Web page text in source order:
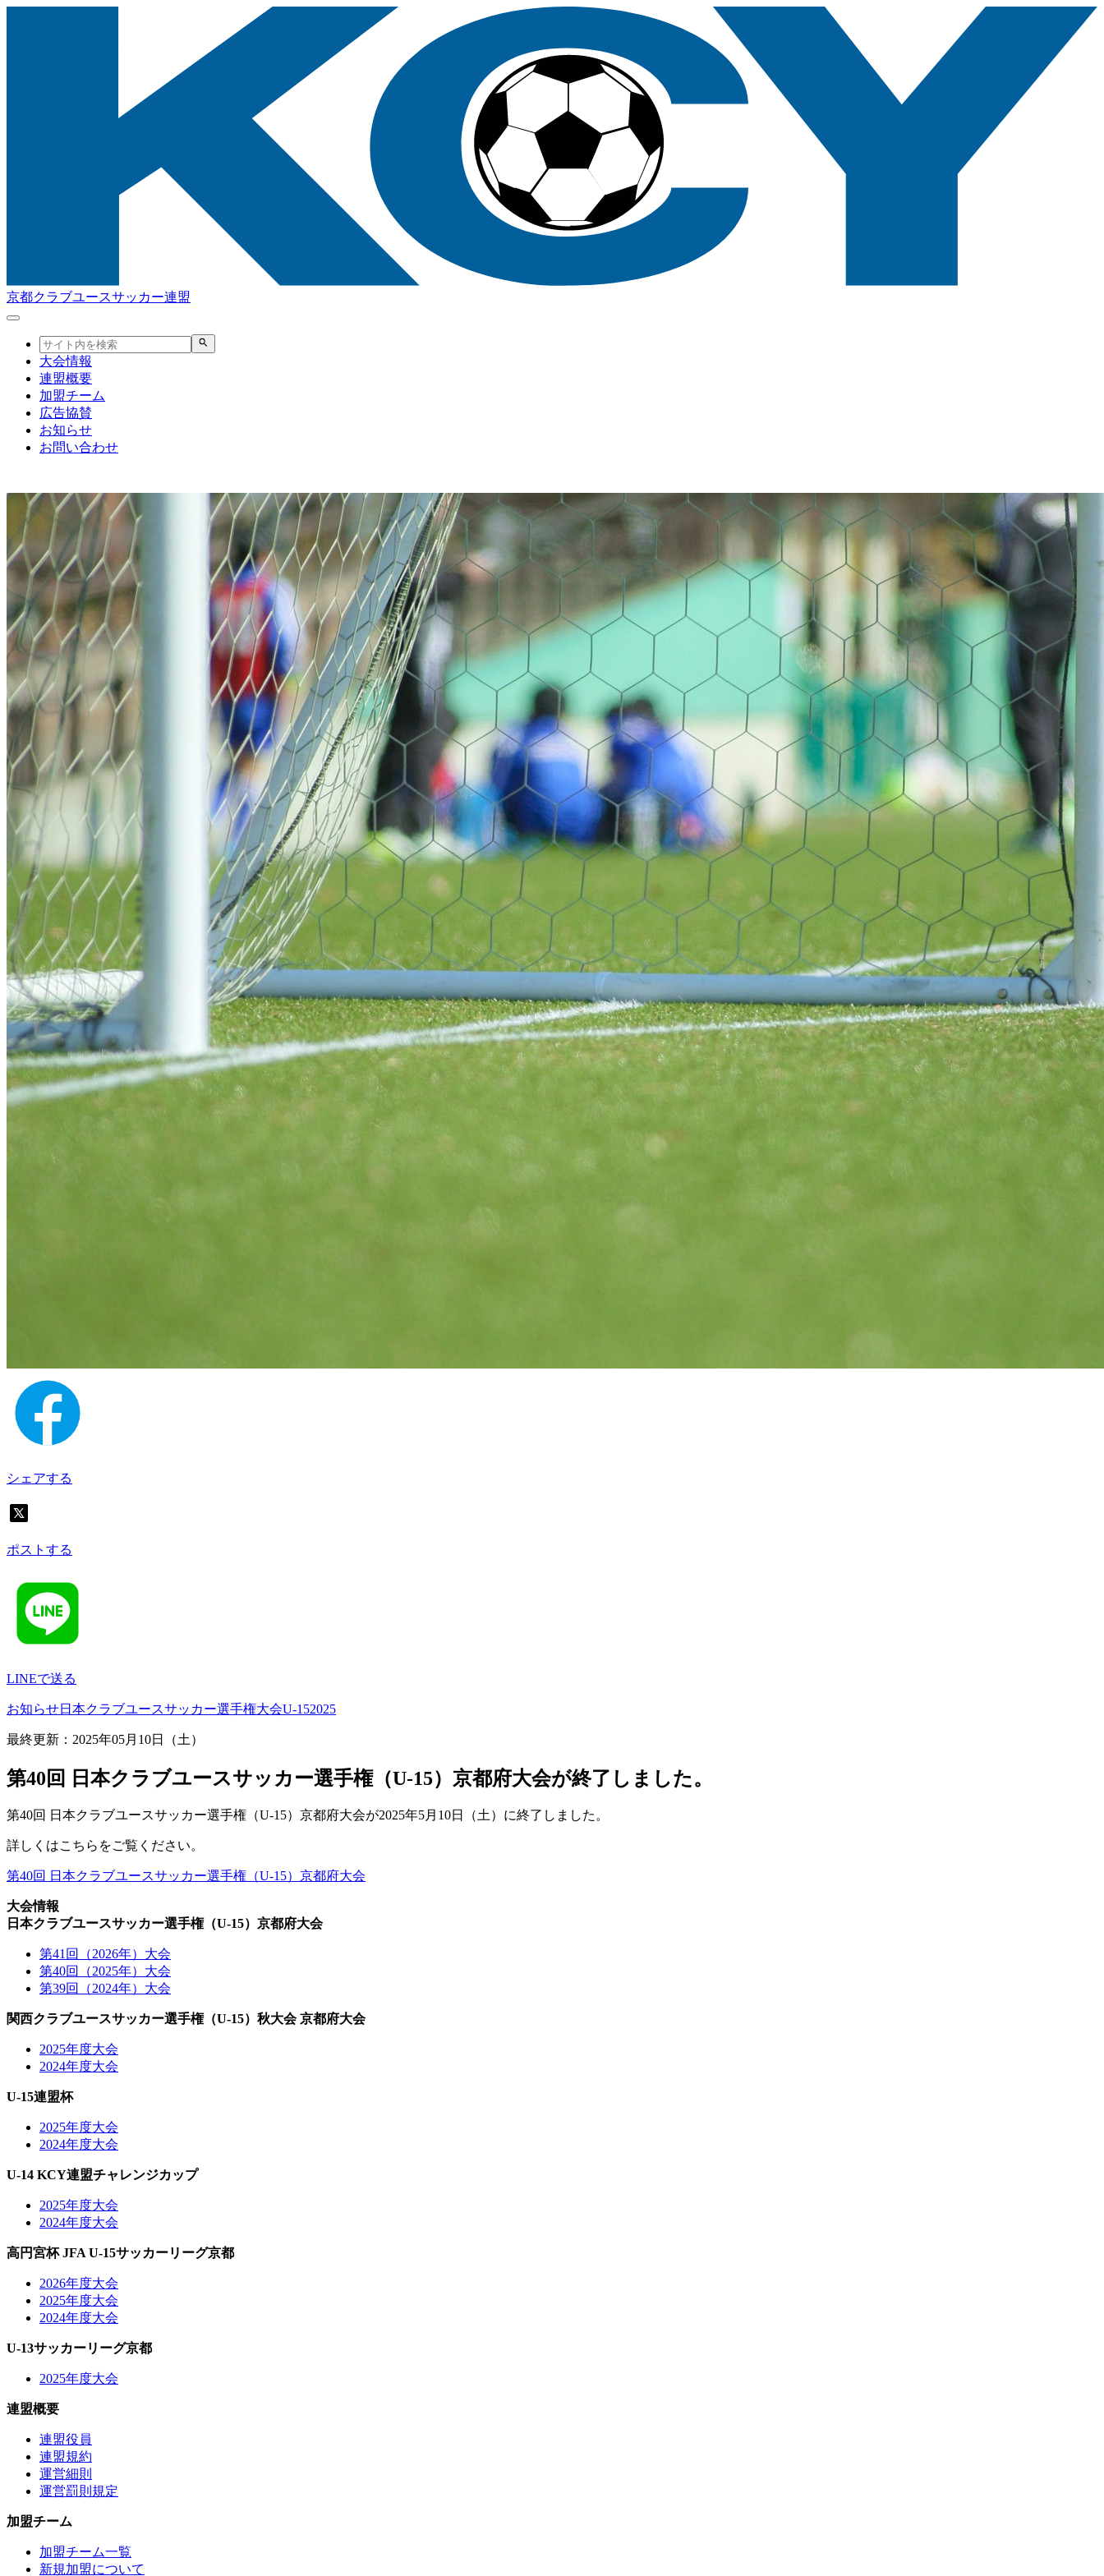
京都クラブユースサッカー連盟
大会情報
連盟概要
加盟チーム
広告協賛
お知らせ
お問い合わせ
シェアする
ポストする
LINEで送る
お知らせ日本クラブユースサッカー選手権大会U-152025
最終更新：2025年05月10日（土）
第40回 日本クラブユースサッカー選手権（U-15）京都府大会が終了しました。
第40回 日本クラブユースサッカー選手権（U-15）京都府大会が2025年5月10日（土）に終了しました。
詳しくはこちらをご覧ください。
第40回 日本クラブユースサッカー選手権（U-15）京都府大会
大会情報
日本クラブユースサッカー選手権（U-15）京都府大会
第41回（2026年）大会
第40回（2025年）大会
第39回（2024年）大会
関西クラブユースサッカー選手権（U-15）秋大会 京都府大会
2025年度大会
2024年度大会
U-15連盟杯
2025年度大会
2024年度大会
U-14 KCY連盟チャレンジカップ
2025年度大会
2024年度大会
高円宮杯 JFA U-15サッカーリーグ京都
2026年度大会
2025年度大会
2024年度大会
U-13サッカーリーグ京都
2025年度大会
連盟概要
連盟役員
連盟規約
運営細則
運営罰則規定
加盟チーム
加盟チーム一覧
新規加盟について